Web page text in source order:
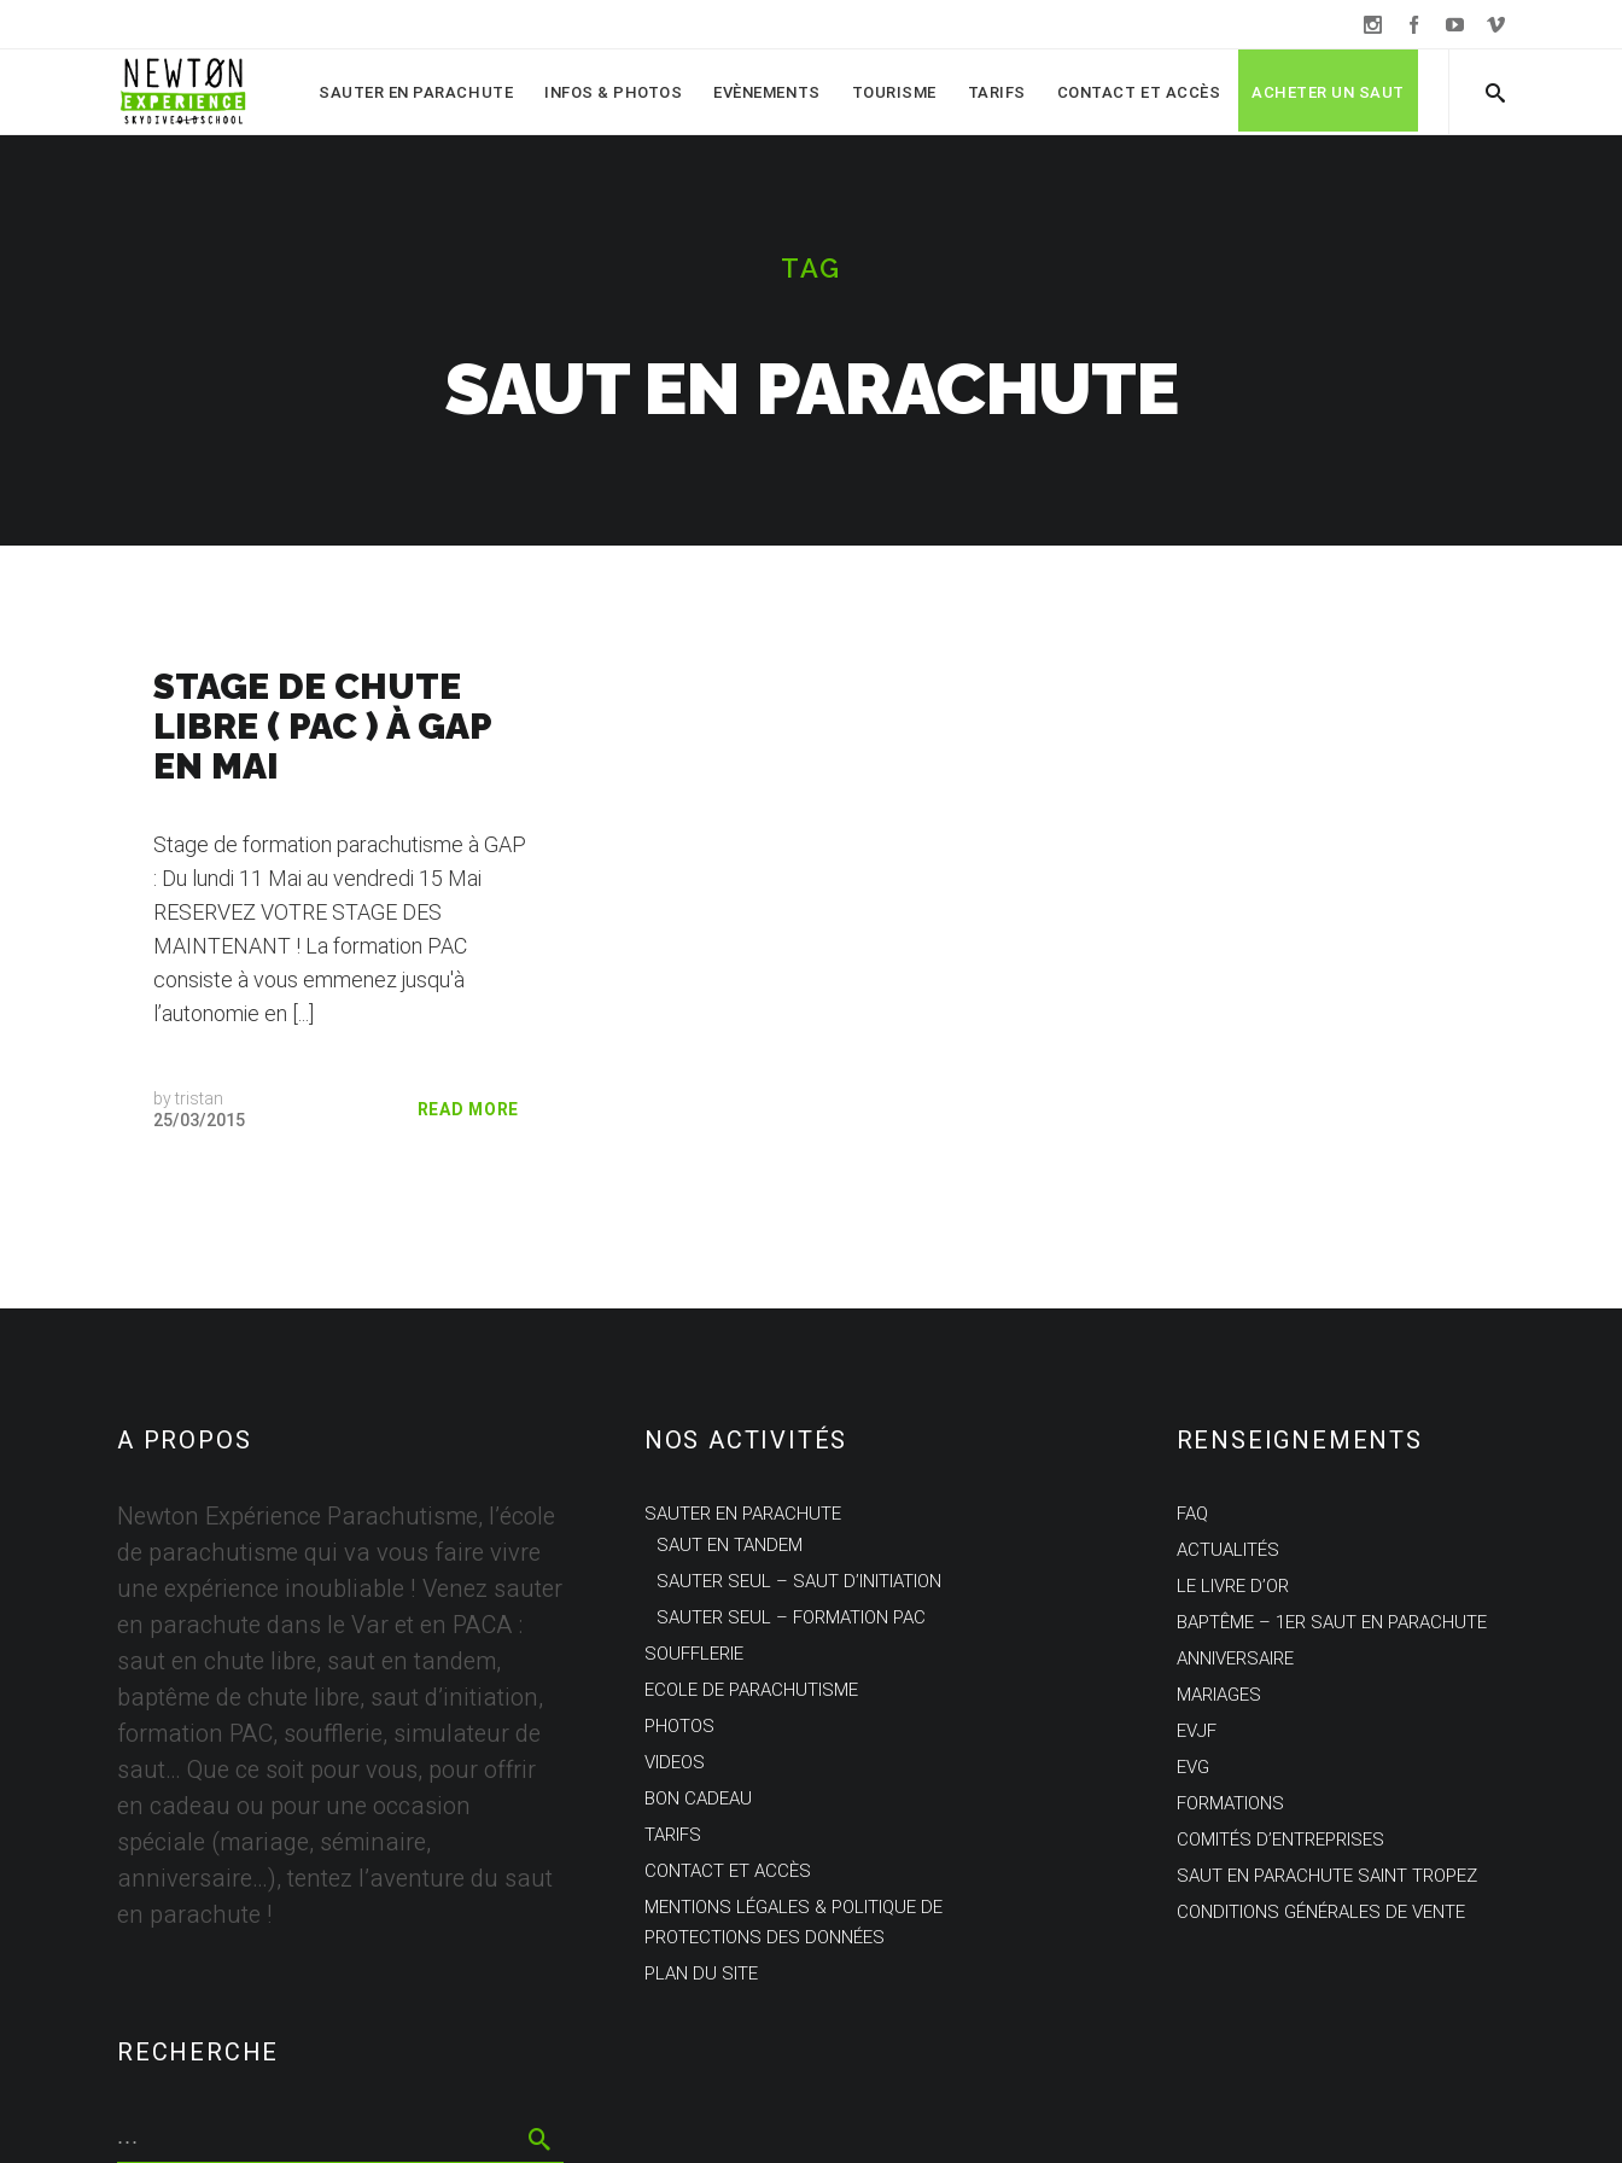
SAUTER EN PARACHUTE INFOS & PHOTOS EVÈNEMENTS TOURISME TARIFS CONTACT ET ACCÈS ACHETER UN SAUT
TAG
SAUT EN PARACHUTE
STAGE DE CHUTE
LIBRE ( PAC ) À GAP
EN MAI
Stage de formation parachutisme à GAP
: Du lundi 11 Mai au vendredi 15 Mai
RESERVEZ VOTRE STAGE DES
MAINTENANT ! La formation PAC
consiste à vous emmenez jusqu'à
l’autonomie en [...]
bytristan
25/03/2015
READ MORE
A PROPOS
Newton Expérience Parachutisme, l’école
de parachutisme qui va vous faire vivre
une expérience inoubliable ! Venez sauter
en parachute dans le Var et en PACA :
saut en chute libre, saut en tandem,
baptême de chute libre, saut d’initiation,
formation PAC, soufflerie, simulateur de
saut… Que ce soit pour vous, pour offrir
en cadeau ou pour une occasion
spéciale (mariage, séminaire,
anniversaire…), tentez l’aventure du saut
en parachute !
RECHERCHE
NOS ACTIVITÉS
SAUTER EN PARACHUTE
SAUT EN TANDEM
SAUTER SEUL – SAUT D’INITIATION
SAUTER SEUL – FORMATION PAC
SOUFFLERIE
ECOLE DE PARACHUTISME
PHOTOS
VIDEOS
BON CADEAU
TARIFS
CONTACT ET ACCÈS
MENTIONS LÉGALES & POLITIQUE DE
PROTECTIONS DES DONNÉES
PLAN DU SITE
RENSEIGNEMENTS
FAQ
ACTUALITÉS
LE LIVRE D’OR
BAPTÊME – 1ER SAUT EN PARACHUTE
ANNIVERSAIRE
MARIAGES
EVJF
EVG
FORMATIONS
COMITÉS D’ENTREPRISES
SAUT EN PARACHUTE SAINT TROPEZ
CONDITIONS GÉNÉRALES DE VENTE